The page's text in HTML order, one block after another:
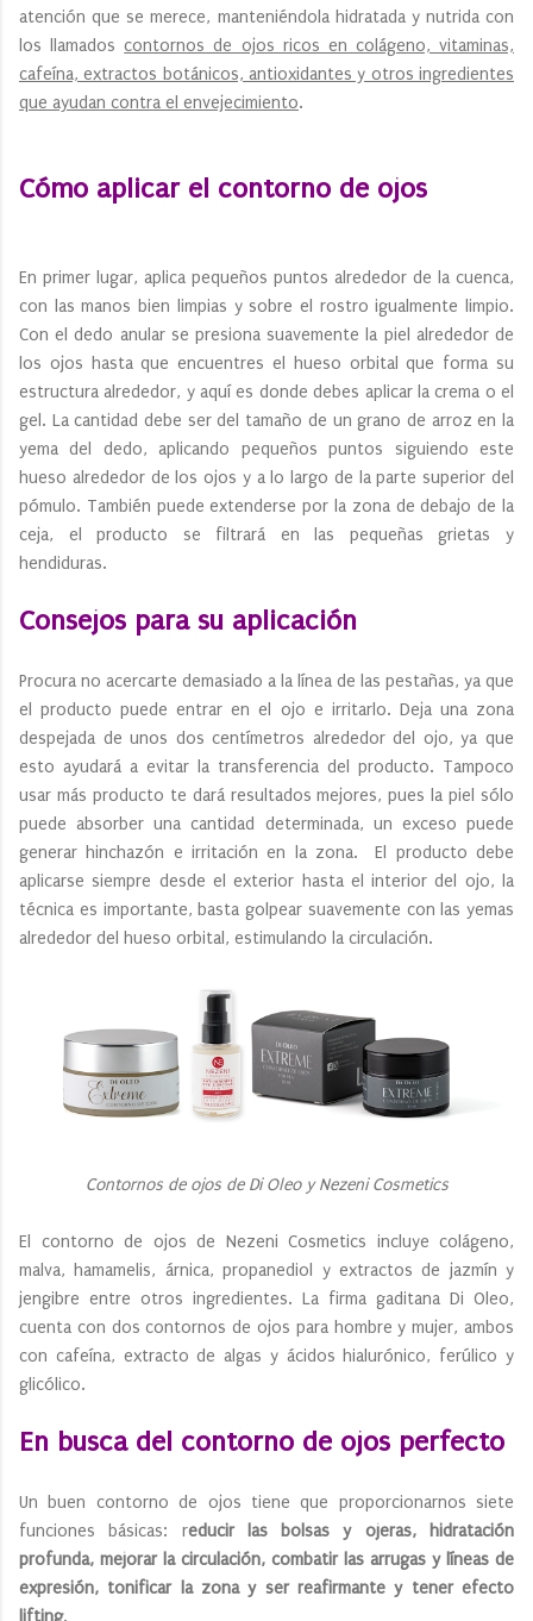
atención que se merece, manteniéndola hidratada y nutrida con
los llamadoscontornos de ojos ricos en colágeno, vitaminas,
cafeína, extractos botánicos, antioxidantes y otros ingredientes
que ayudan contra el envejecimiento.
Cómo aplicar el contorno de ojos
En primer lugar, aplica pequeños puntos alrededor de la cuenca,
con las manos bien limpias y sobre el rostro igualmente limpio.
Con el dedo anular se presiona suavemente la piel alrededor de
los ojos hasta que encuentres el hueso orbital que forma su
estructura alrededor, y aquí es donde debes aplicar la crema o el
gel. La cantidad debe ser del tamaño de un grano de arroz en la
yema del dedo, aplicando pequeños puntos siguiendo este
hueso alrededor de los ojos y a lo largo de la parte superior del
pómulo. También puede extenderse por la zona de debajo de la
ceja, el producto se filtrará en las pequeñas grietas y
hendiduras.
Consejos para su aplicación
Procura no acercarte demasiado a la línea de las pestañas, ya que
el producto puede entrar en el ojo e irritarlo. Deja una zona
despejada de unos dos centímetros alrededor del ojo, ya que
esto ayudará a evitar la transferencia del producto. Tampoco
usar más producto te dará resultados mejores, pues la piel sólo
puede absorber una cantidad determinada, un exceso puede
generar hinchazón e irritación en la zona. El producto debe
aplicarse siempre desde el exterior hasta el interior del ojo, la
técnica es importante, basta golpear suavemente con las yemas
alrededor del hueso orbital, estimulando la circulación.
Contornos de ojos de Di Oleo y Nezeni Cosmetics
El contorno de ojos de Nezeni Cosmetics incluye colágeno,
malva, hamamelis, árnica, propanediol y extractos de jazmín y
jengibre entre otros ingredientes. La firma gaditana Di Oleo,
cuenta con dos contornos de ojos para hombre y mujer, ambos
con cafeína, extracto de algas y ácidos hialurónico, ferúlico y
glicólico.
En busca del contorno de ojos perfecto
Un buen contorno de ojos tiene que proporcionarnos siete
funciones básicas: reducir las bolsas y ojeras, hidratación
profunda, mejorar la circulación, combatir las arrugas y líneas de
expresión, tonificar la zona y ser reafirmante y tener efecto
lifting.